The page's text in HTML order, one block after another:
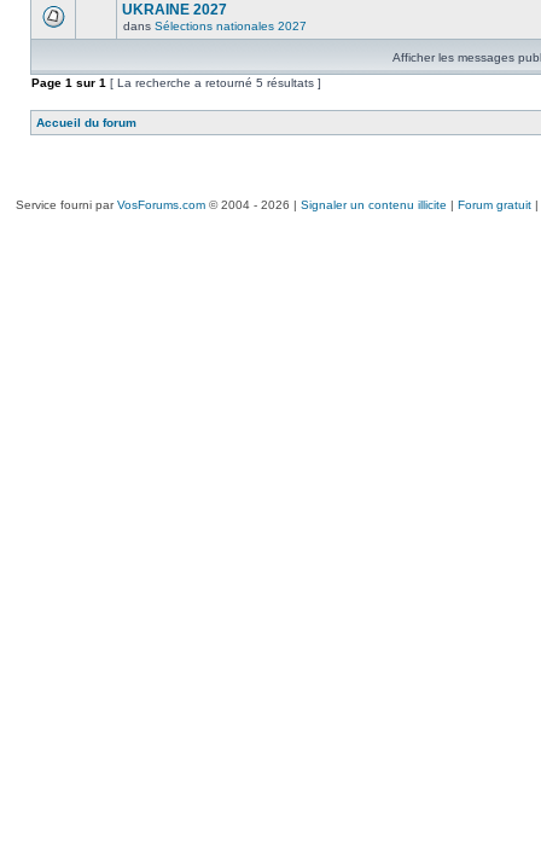
UKRAINE 2027
dans Sélections nationales 2027
Afficher les messages
Page 1 sur 1 [ La recherche a retourné 5 résultats ]
Accueil du forum
Service fourni parVosForums.com© 2004 - 2026 | Signaler un contenu illicite | Forum gratuit|